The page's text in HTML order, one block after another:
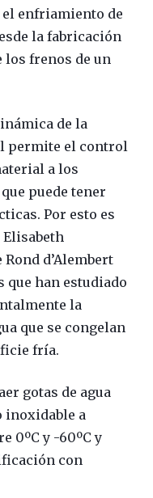
enfriamiento de
la fabricación
los frenos de un
de la
permite el control
a los
puede tener
Por esto es
d’Alembert
que han estudiado
la
que se congelan
fría.
gotas de agua
inoxidable a
0ºC y -60ºC y
con